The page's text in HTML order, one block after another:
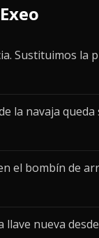
Sustituimos la
la navaja queda
el bombín de
nueva